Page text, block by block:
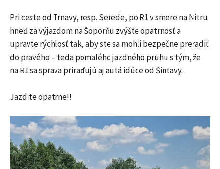
Pri ceste od Trnavy, resp. Serede, po R1 v smere na Nitru
hneď za výjazdom na Šoporňu zvýšte opatrnosť a
upravte rýchlosť tak, aby ste sa mohli bezpečne preradiť
do pravého – teda pomalého jazdného pruhu s tým, že
na R1 sa sprava priraďujú aj autá idúce od Šintavy.
Jazdite opatrne!!